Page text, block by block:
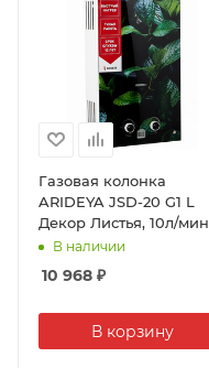
Газовая колонка
ARIDEYA JSD-20 G1 L
Декор Листья, 10л/мин
В наличии
10 968 ₽
В корзину